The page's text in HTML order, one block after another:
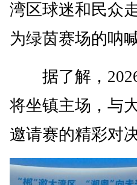
湾区球迷和民众
为绿茵赛场的呐
据了解，2026
将坐镇主场，与
邀请赛的精彩对决